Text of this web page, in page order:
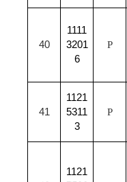
40
1111
3201
6
P
41
1121
5311
3
P
1121